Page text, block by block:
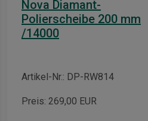
Nova Diamant-
Polierscheibe 200 mm
/14000
Artikel-Nr.: DP-RW814
Preis: 269,00 EUR